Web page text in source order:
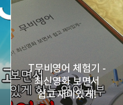
T무비영어 체험기 -
최신영화 보면서
쉽고 재미있게!